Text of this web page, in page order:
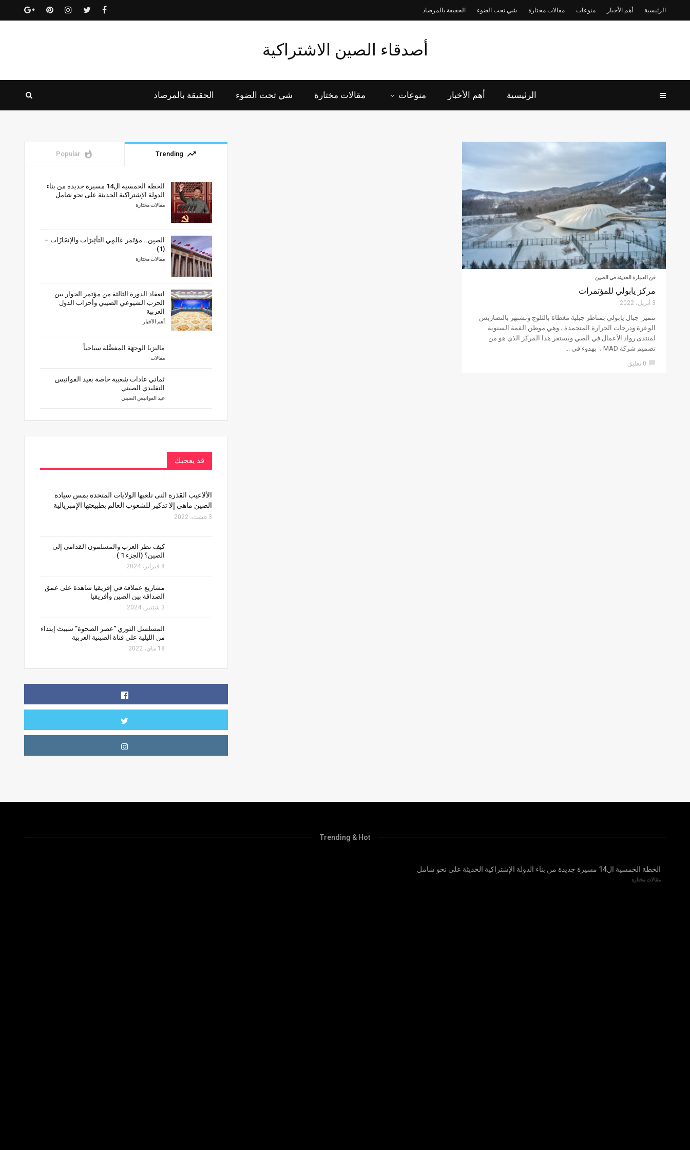
أصدقاء الصين الاشتراكية
الرئيسية أهم الأخبار منوعات مقالات مختارة شي تحت الضوء الحقيقة بالمرصاد
الرئيسية أهم الأخبار منوعات مقالات مختارة شي تحت الضوء الحقيقة بالمرصاد
فن العمارة الحديثة في الصين
مركز يابولي للمؤتمرات
3 أبريل، 2022
تتميز جبال يابولي بمناظر جبلية مغطاة بالثلوج وتشتهر بالتضاريس
الوعرة ودرجات الحرارة المتجمدة ، وهي موطن القمة السنوية
لمنتدى رواد الأعمال في الصي ويستقر هذا المركز الذي هو من
تصميم شركة MAD ، بهدوء في ...
chat_bubble 0 تعليق
trending_up
Trending
whatshot
Popular
الخطة الخمسية ال14 مسيرة جديدة من بناء
الدولة الإشتراكية الحديثة على نحو شامل
مقالات مختارة
الصيِن.. مؤتَمَر عَالمِي التأثِيرَات والإنجَازَات –
(1)
مقالات مختارة
انعقاد الدورة الثالثة من مؤتمر الحوار بين
الحزب الشيوعي الصيني وأحزاب الدول
العربية
أهم الأخبار
ماليزيا الوجهَة المفضَّلة سياحياً
مقالات
ثماني عادات شعبية خاصة بعيد الفوانيس
التقليدي الصيني
عيد الفوانيس الصيني
قد يعجبك
الألاعيب القذرة التى تلعبها الولايات المتحدة بمس سيادة
الصين ماهي إلا تذكير للشعوب العالم بطبيعتها الإمبريالية
3 غشت، 2022
كيف نظر العرب والمسلمون القدامى إلى
الصين؟ (الجزء 1 )
8 فبراير، 2024
مشاريع عملاقة في إفريقيا شاهدة على عمق
الصداقة بين الصين وأفريقيا
3 شتنبر، 2024
المسلسل الثوري “عصر الصحوة” سيبث إبتداء
من الليلية على قناة الصينية العربية
18 ماي، 2022
Trending & Hot
الخطة الخمسية ال14 مسيرة جديدة من بناء الدولة الإشتراكية الحديثة على نحو شامل
مقالات مختارة